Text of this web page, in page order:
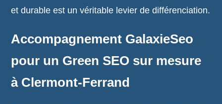
et durable est un véritable levier de différenciation.
Accompagnement GalaxieSeo
pour un Green SEO sur mesure
à Clermont-Ferrand